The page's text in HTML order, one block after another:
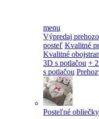
menu
Výpredaj
posteľ Kvalitné
Kvalitné
3D s potlačou +
s potlačou
Posteľné obliečky